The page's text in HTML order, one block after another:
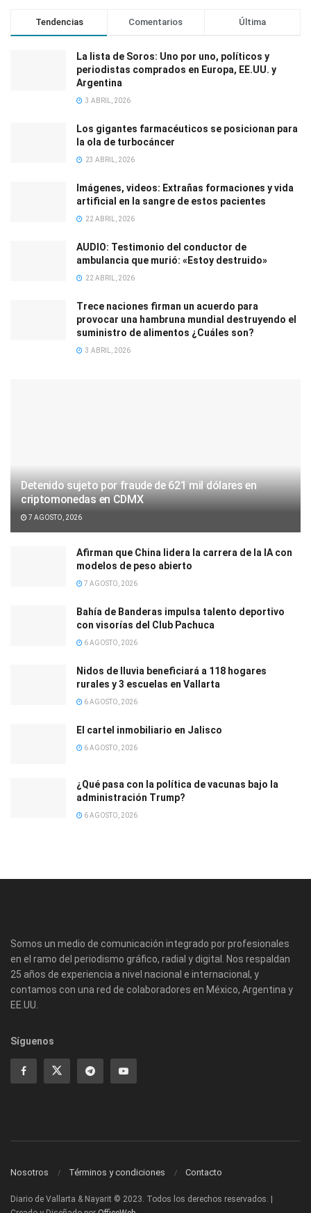
Tendencias Comentarios Última
La lista de Soros: Uno por uno, políticos y
periodistas comprados en Europa, EE.UU. y
Argentina
3 ABRIL, 2026
Los gigantes farmacéuticos se posicionan para
la ola de turbocáncer
23 ABRIL, 2026
Imágenes, videos: Extrañas formaciones y vida
artificial en la sangre de estos pacientes
22 ABRIL, 2026
AUDIO: Testimonio del conductor de
ambulancia que murió: «Estoy destruido»
22 ABRIL, 2026
Trece naciones firman un acuerdo para
provocar una hambruna mundial destruyendo el
suministro de alimentos ¿Cuáles son?
3 ABRIL, 2026
Detenido sujeto por fraude de 621 mil dólares en
criptomonedas en CDMX
7 AGOSTO, 2026
Afirman que China lidera la carrera de la IA con
modelos de peso abierto
7 AGOSTO, 2026
Bahía de Banderas impulsa talento deportivo
con visorías del Club Pachuca
6 AGOSTO, 2026
Nidos de lluvia beneficiará a 118 hogares
rurales y 3 escuelas en Vallarta
6 AGOSTO, 2026
El cartel inmobiliario en Jalisco
6 AGOSTO, 2026
¿Qué pasa con la política de vacunas bajo la
administración Trump?
6 AGOSTO, 2026
Somos un medio de comunicación integrado por profesionales
en el ramo del periodismo gráfico, radial y digital. Nos respaldan
25 años de experiencia a nivel nacional e internacional, y
contamos con una red de colaboradores en México, Argentina y
EE.UU.
Síguenos
Nosotros Términos y condiciones Contacto
Diario de Vallarta & Nayarit © 2023. Todos los derechos reservados. |